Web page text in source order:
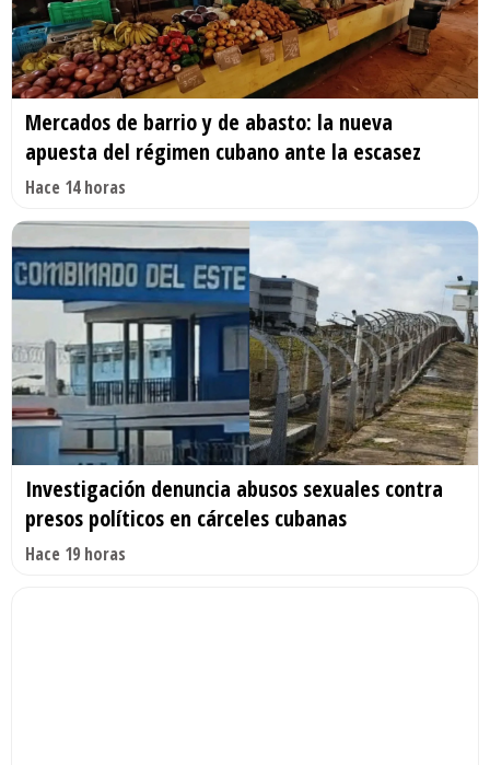
Mercados de barrio y de abasto: la nueva
apuesta del régimen cubano ante la escasez
Hace 14 horas
Investigación denuncia abusos sexuales contra
presos políticos en cárceles cubanas
Hace 19 horas